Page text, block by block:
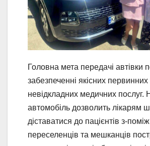
Головна мета передачі автівки
забезпеченні якісних
невідкладних медичних послуг.
автомобіль дозволить лікарям
діставатися до пацієнтів з-
переселенців та мешканців